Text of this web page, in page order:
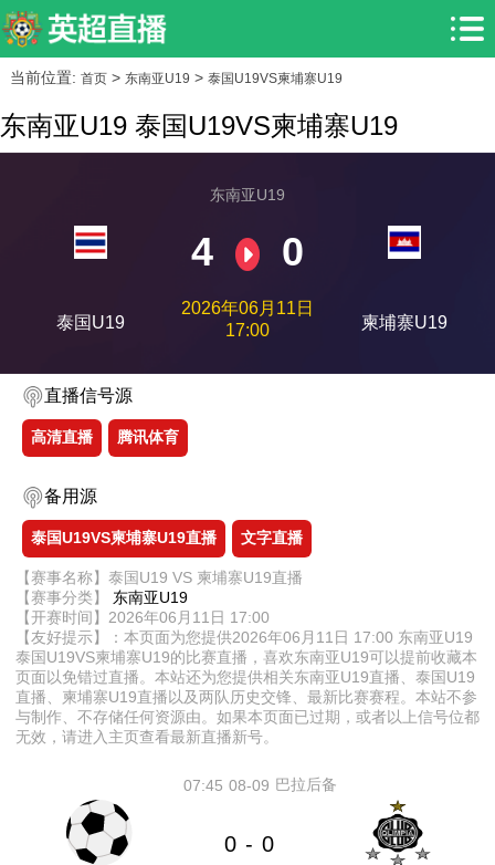
当前位置: 首页> 东南亚U19 > 泰国U19VS柬埔寨U19
东南亚U19 泰国U19VS柬埔寨U19
泰国U19
东南亚U19
4 0
2026年06月11日
17:00
柬埔寨U19
直播信号源
高清直播 腾讯体育
备用源
泰国U19VS柬埔寨U19直播 文字直播
【赛事名称】泰国U19 VS 柬埔寨U19直播
【赛事分类】 东南亚U19
【开赛时间】2026年06月11日 17:00
【友好提示】：本页面为您提供2026年06月11日 17:00 东南亚U19
泰国U19VS柬埔寨U19的比赛直播，喜欢东南亚U19可以提前收藏本
页面以免错过直播。本站还为您提供相关东南亚U19直播、泰国U19
直播、柬埔寨U19直播以及两队历史交锋、最新比赛赛程。本站不参
与制作、不存储任何资源由。如果本页面已过期，或者以上信号位都
无效，请进入主页查看最新直播新号。
08-09
07:45 巴拉后备
0 - 0